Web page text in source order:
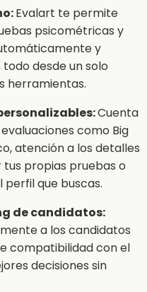
Evalart te permite
psicométricas y
y
desde un solo
herramientas.
Cuenta
como Big
atención a los detalles
tus propias pruebas o
perfil que buscas.
de candidatos:
a los candidatos
compatibilidad con el
decisiones sin